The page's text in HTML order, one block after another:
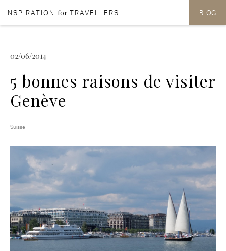
Aller au contenu
Aller au menu
INSPIRATION for TRAVELLERS BLOG
02/06/2014
5 bonnes raisons de visiter
Genève
Suisse